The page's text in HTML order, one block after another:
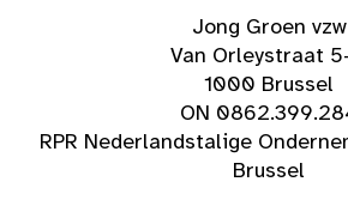
Jong Groen vzw
Van Orleystraat 5-
1000 Brussel
ON
RPR Nederlandstalige
Brussel